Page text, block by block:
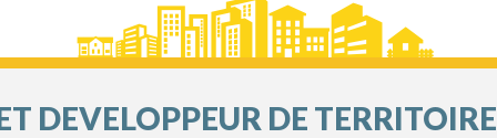
DEVELOPPEUR DE TERRITOIRE